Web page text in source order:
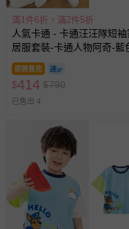
經消費者拆封之
等）。
非以有形媒介提
戲或活動點數等）
已拆封之以下類型
-個人衛生用品
墊、寢具類等）。
-新生兒親膚衣物
褲、紗布衣等）。
-接觸性孕哺產品
帶束縛衣、餐搖椅
-其他原廠盒裝商
示字句等說明貼紙
滿1件6折，滿2件5折
人氣卡通 - 卡通汪汪隊短袖
居服套裝-卡通人物阿奇-藍
即將售完
$414 $790
已售出 4